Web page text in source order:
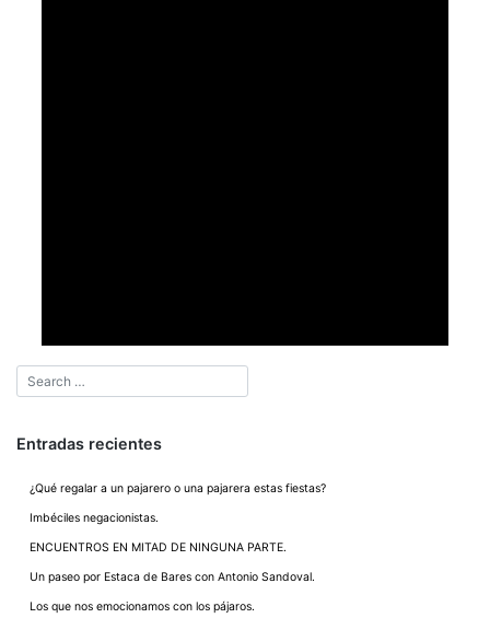
Entradas recientes
¿Qué regalar a un pajarero o una pajarera estas fiestas?
Imbéciles negacionistas.
ENCUENTROS EN MITAD DE NINGUNA PARTE.
Un paseo por Estaca de Bares con Antonio Sandoval.
Los que nos emocionamos con los pájaros.